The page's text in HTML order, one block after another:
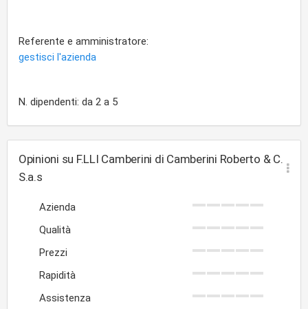
Referente e amministratore:
gestisci l'azienda
N. dipendenti: da 2 a 5
Opinioni su F.LLI Camberini di Camberini Roberto & C.
S.a.s
Azienda
Qualità
Prezzi
Rapidità
Assistenza